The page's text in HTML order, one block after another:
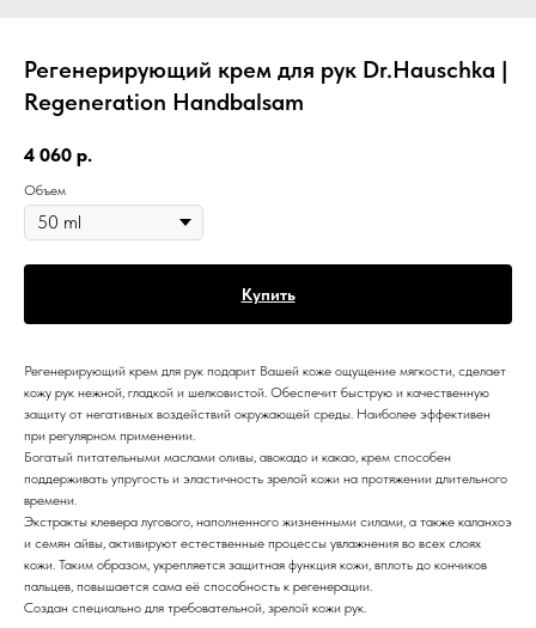
Регенерирующий крем для рук Dr.Hauschka |
Regeneration Handbalsam
4 060 р.
Объем
Купить
Регенерирующий крем для рук подарит Вашей коже ощущение мягкости, сделает
кожу рук нежной, гладкой и шелковистой. Обеспечит быструю и качественную
защиту от негативных воздействий окружающей среды. Наиболее эффективен
при регулярном применении.
Богатый питательными маслами оливы, авокадо и какао, крем способен
поддерживать упругость и эластичность зрелой кожи на протяжении длительного
времени.
Экстракты клевера лугового, наполненного жизненными силами, а также каланхоэ
и семян айвы, активируют естественные процессы увлажнения во всех слоях
кожи. Таким образом, укрепляется защитная функция кожи, вплоть до кончиков
пальцев, повышается сама её способность к регенерации.
Создан специально для требовательной, зрелой кожи рук.